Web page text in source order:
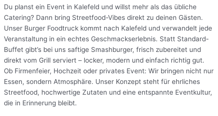
Du planst ein Event in Kalefeld und willst mehr als das übliche
Catering? Dann bring Streetfood-Vibes direkt zu deinen Gästen.
Unser Burger Foodtruck kommt nach Kalefeld und verwandelt jede
Veranstaltung in ein echtes Geschmackserlebnis. Statt Standard-
Buffet gibt’s bei uns saftige Smashburger, frisch zubereitet und
direkt vom Grill serviert – locker, modern und einfach richtig gut.
Ob Firmenfeier, Hochzeit oder privates Event: Wir bringen nicht nur
Essen, sondern Atmosphäre. Unser Konzept steht für ehrliches
Streetfood, hochwertige Zutaten und eine entspannte Eventkultur,
die in Erinnerung bleibt.